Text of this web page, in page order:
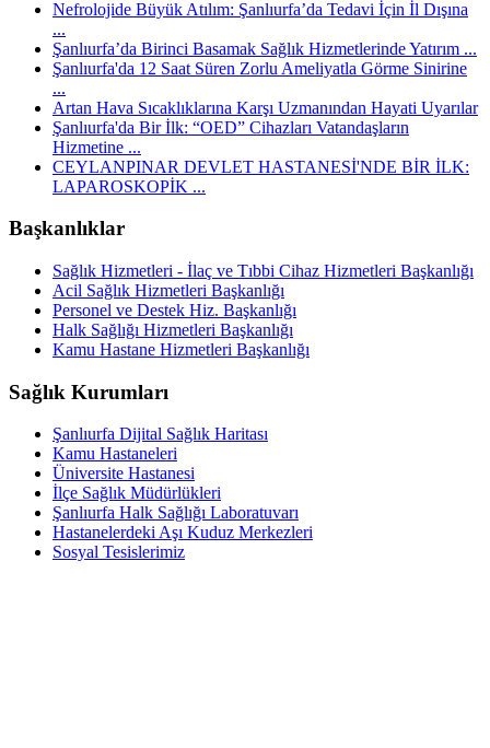
Nefrolojide Büyük Atılım: Şanlıurfa’da Tedavi İçin İl Dışına
...
Şanlıurfa’da Birinci Basamak Sağlık Hizmetlerinde Yatırım ...
Şanlıurfa'da 12 Saat Süren Zorlu Ameliyatla Görme Sinirine
...
Artan Hava Sıcaklıklarına Karşı Uzmanından Hayati Uyarılar
Şanlıurfa'da Bir İlk: “OED” Cihazları Vatandaşların
Hizmetine ...
CEYLANPINAR DEVLET HASTANESİ'NDE BİR İLK:
LAPAROSKOPİK ...
Başkanlıklar
Sağlık Hizmetleri - İlaç ve Tıbbi Cihaz Hizmetleri Başkanlığı
Acil Sağlık Hizmetleri Başkanlığı
Personel ve Destek Hiz. Başkanlığı
Halk Sağlığı Hizmetleri Başkanlığı
Kamu Hastane Hizmetleri Başkanlığı
Sağlık Kurumları
Şanlıurfa Dijital Sağlık Haritası
Kamu Hastaneleri
Üniversite Hastanesi
İlçe Sağlık Müdürlükleri
Şanlıurfa Halk Sağlığı Laboratuvarı
Hastanelerdeki Aşı Kuduz Merkezleri
Sosyal Tesislerimiz